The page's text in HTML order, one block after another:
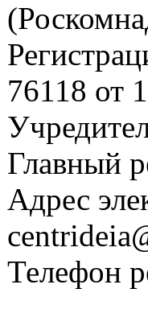
76118 от
Главный
Адрес
Телефон